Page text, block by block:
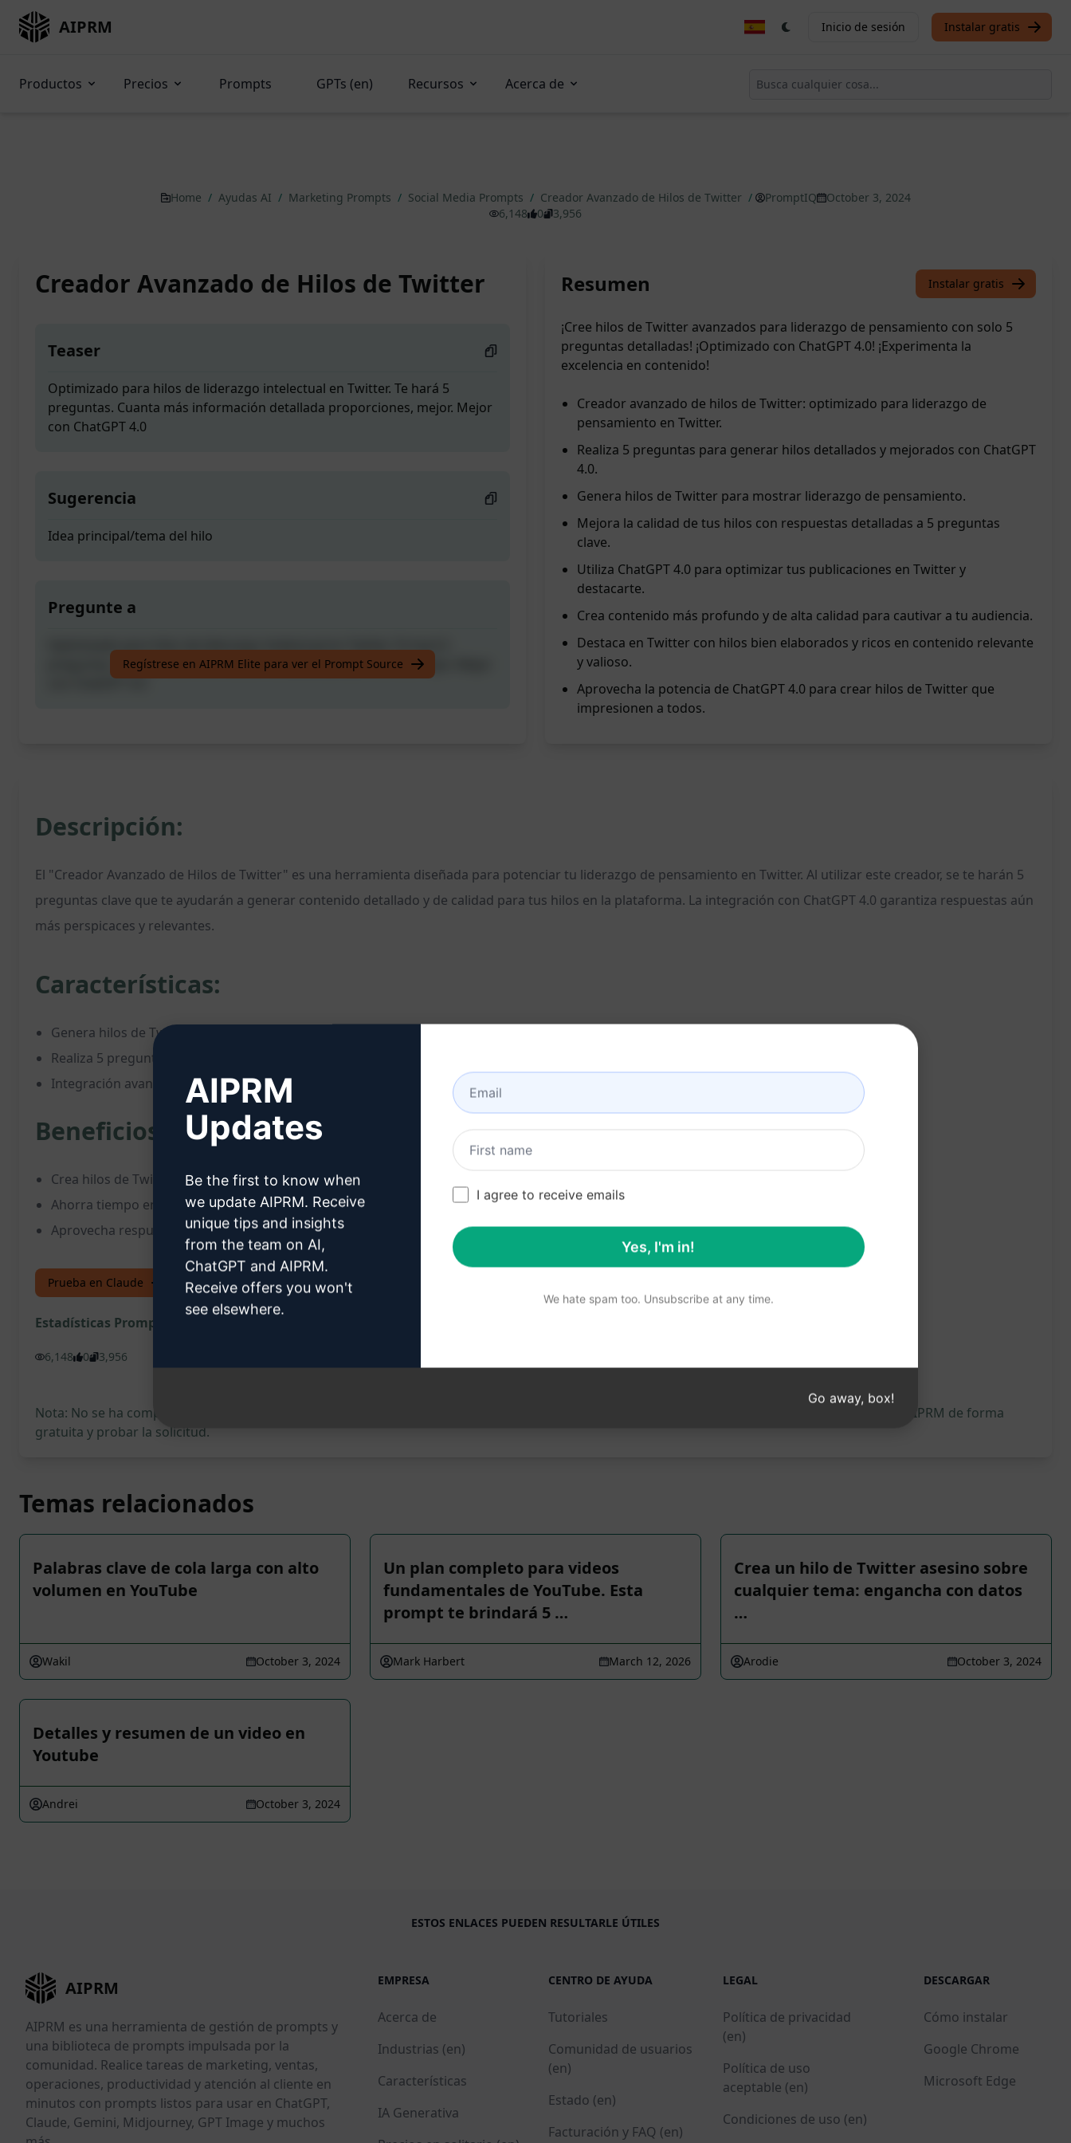
AIPRM Inicio de sesión Instalar gratis
Productos Precios Prompts GPTs (en) Recursos Acerca de
Home / Ayudas AI / Marketing Prompts / Social Media Prompts / Creador Avanzado de Hilos de Twitter / PromptIQ
October 3, 2024
6,148
0 3,956
Creador Avanzado de Hilos de Twitter
Teaser
Optimizado para hilos de liderazgo intelectual en Twitter. Te hará 5
preguntas. Cuanta más información detallada proporciones, mejor. Mejor
con ChatGPT 4.0
Sugerencia
Idea principal/tema del hilo
Pregunte a
preguntas. Cuanta más información detallada proporciones, mejor. Mejor
con ChatGPT 4.0
Regístrese en AIPRM Elite para ver el Prompt Source
Resumen Instalar gratis
¡Cree hilos de Twitter avanzados para liderazgo de pensamiento con solo 5
preguntas detalladas! ¡Optimizado con ChatGPT 4.0! ¡Experimenta la
excelencia en contenido!
Creador avanzado de hilos de Twitter: optimizado para liderazgo de
pensamiento en Twitter.
Realiza 5 preguntas para generar hilos detallados y mejorados con ChatGPT
4.0.
Genera hilos de Twitter para mostrar liderazgo de pensamiento.
Mejora la calidad de tus hilos con respuestas detalladas a 5 preguntas
clave.
Utiliza ChatGPT 4.0 para optimizar tus publicaciones en Twitter y
destacarte.
Crea contenido más profundo y de alta calidad para cautivar a tu audiencia.
Destaca en Twitter con hilos bien elaborados y ricos en contenido relevante
y valioso.
Aprovecha la potencia de ChatGPT 4.0 para crear hilos de Twitter que
impresionen a todos.
Descripción:
El "Creador Avanzado de Hilos de Twitter" es una herramienta diseñada para potenciar tu liderazgo de pensamiento en Twitter. Al utilizar este creador, se te harán 5
preguntas clave que te ayudarán a generar contenido detallado y de calidad para tus hilos en la plataforma. La integración con ChatGPT 4.0 garantiza respuestas aún
más perspicaces y relevantes.
Características:
Genera hilos de Twitter optimizados para liderazgo de pensamiento
Realiza 5 preguntas clave para obtener información detallada
Integración avanzada con ChatGPT 4.0 para respuestas mejoradas
Beneficios:
Crea hilos de Twitter impactantes y de alta calidad
Ahorra tiempo en la planificación y redacción de contenido
Aprovecha respuestas perspicaces para aumentar tu influencia en la plataforma
Prueba en Claude Prueba en ChatGPT
Estadísticas Prompt
6,148 0 3,956
Nota: No se ha comprobado la exactitud de la descripción anterior. Para una mejor comprensión de lo que se generará, recomendamos instalar AIPRM de forma
gratuita y probar la solicitud.
Temas relacionados
Palabras clave de cola larga con alto
volumen en YouTube
Wakil October 3, 2024
Un plan completo para videos
fundamentales de YouTube. Esta
prompt te brindará 5 …
Mark Harbert March 12, 2026
Crea un hilo de Twitter asesino sobre
cualquier tema: engancha con datos
…
Arodie October 3, 2024
Detalles y resumen de un video en
Youtube
Andrei October 3, 2024
ESTOS ENLACES PUEDEN RESULTARLE ÚTILES
AIPRM
AIPRM es una herramienta de gestión de prompts y
una biblioteca de prompts impulsada por la
comunidad. Realice tareas de marketing, ventas,
operaciones, productividad y atención al cliente en
minutos con prompts listos para usar en ChatGPT,
Claude, Gemini, Midjourney, GPT Image y muchos
EMPRESA
Acerca de
Industrias (en)
Características
IA Generativa
CENTRO DE AYUDA
Tutoriales
Comunidad de usuarios
(en)
Estado (en)
Facturación y FAQ (en)
LEGAL
Política de privacidad
(en)
Política de uso
aceptable (en)
Condiciones de uso (en)
DESCARGAR
Cómo instalar
Google Chrome
Microsoft Edge
AIPRM
Updates
Be the first to know when
we update AIPRM. Receive
unique tips and insights
from the team on AI,
ChatGPT and AIPRM.
Receive offers you won't
see elsewhere.
I agree to receive emails
Yes, I'm in!
We hate spam too. Unsubscribe at any time.
Go away, box!